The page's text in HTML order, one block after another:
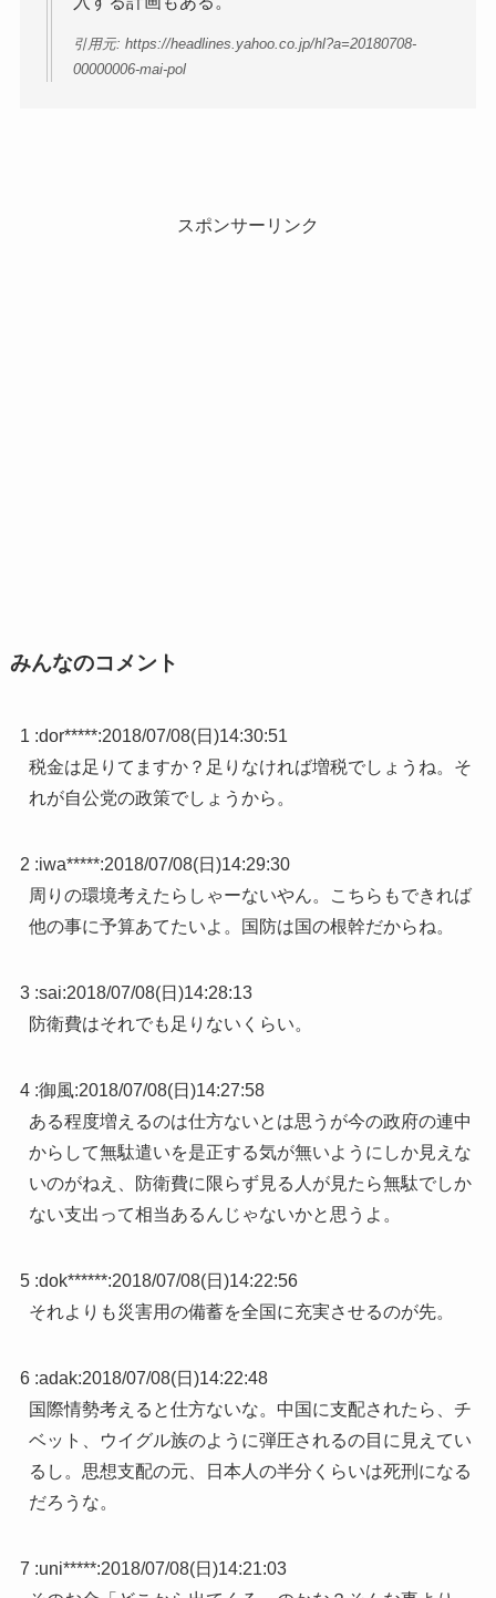
引用元: https://headlines.yahoo.co.jp/hl?a=20180708-
00000006-mai-pol
スポンサーリンク
みんなのコメント
1 :dor*****:2018/07/08(日)14:30:51
税金は足りてますか？足りなければ増税でしょうね。そ
れが自公党の政策でしょうから。
2 :iwa*****:2018/07/08(日)14:29:30
周りの環境考えたらしゃーないやん。こちらもできれば
他の事に予算あてたいよ。国防は国の根幹だからね。
3 :sai:2018/07/08(日)14:28:13
防衛費はそれでも足りないくらい。
4 :御風:2018/07/08(日)14:27:58
ある程度増えるのは仕方ないとは思うが今の政府の連中
からして無駄遣いを是正する気が無いようにしか見えな
いのがねえ、防衛費に限らず見る人が見たら無駄でしか
ない支出って相当あるんじゃないかと思うよ。
5 :dok******:2018/07/08(日)14:22:56
それよりも災害用の備蓄を全国に充実させるのが先。
6 :adak:2018/07/08(日)14:22:48
国際情勢考えると仕方ないな。中国に支配されたら、チ
ベット、ウイグル族のように弾圧されるの目に見えてい
るし。思想支配の元、日本人の半分くらいは死刑になる
だろうな。
7 :uni*****:2018/07/08(日)14:21:03